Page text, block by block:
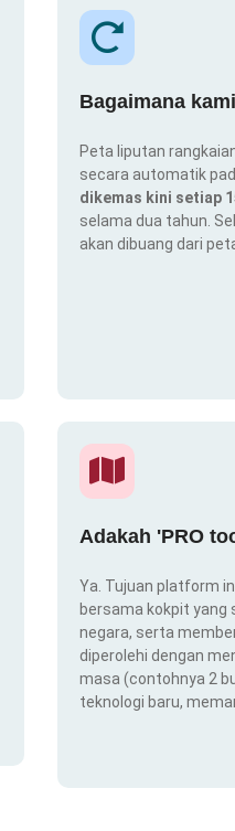
Bagaimana
Peta liputan
secara automatik
dikemas kini setiap
selama dua tahun.
akan dibuang dari
Adakah 'PRO
Ya. Tujuan platform
bersama kokpit yang
negara, serta
diperolehi dengan
masa (contohnya 2
teknologi baru,